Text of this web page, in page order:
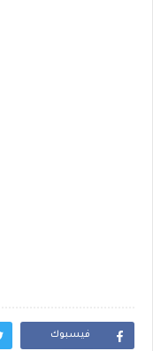
فيسبوك